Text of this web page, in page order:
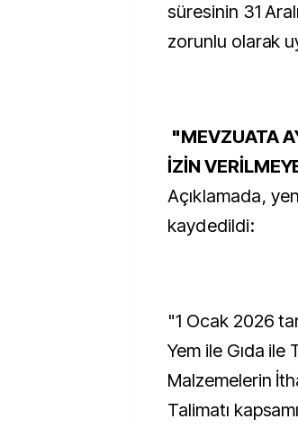
süresinin 31
zorunlu olarak
"MEVZUATA
İZİN
Açıklamada,
kaydedildi:
"1 Ocak 2026
Yem ile Gıda
Malzemelerin
Talimatı